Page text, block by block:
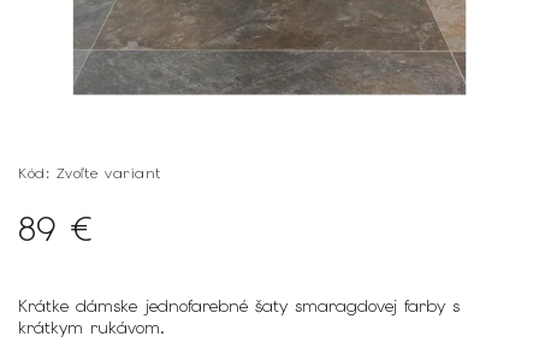
Kód: Zvoľte variant
89 €
Krátke dámske jednofarebné šaty smaragdovej farby s
krátkym rukávom.